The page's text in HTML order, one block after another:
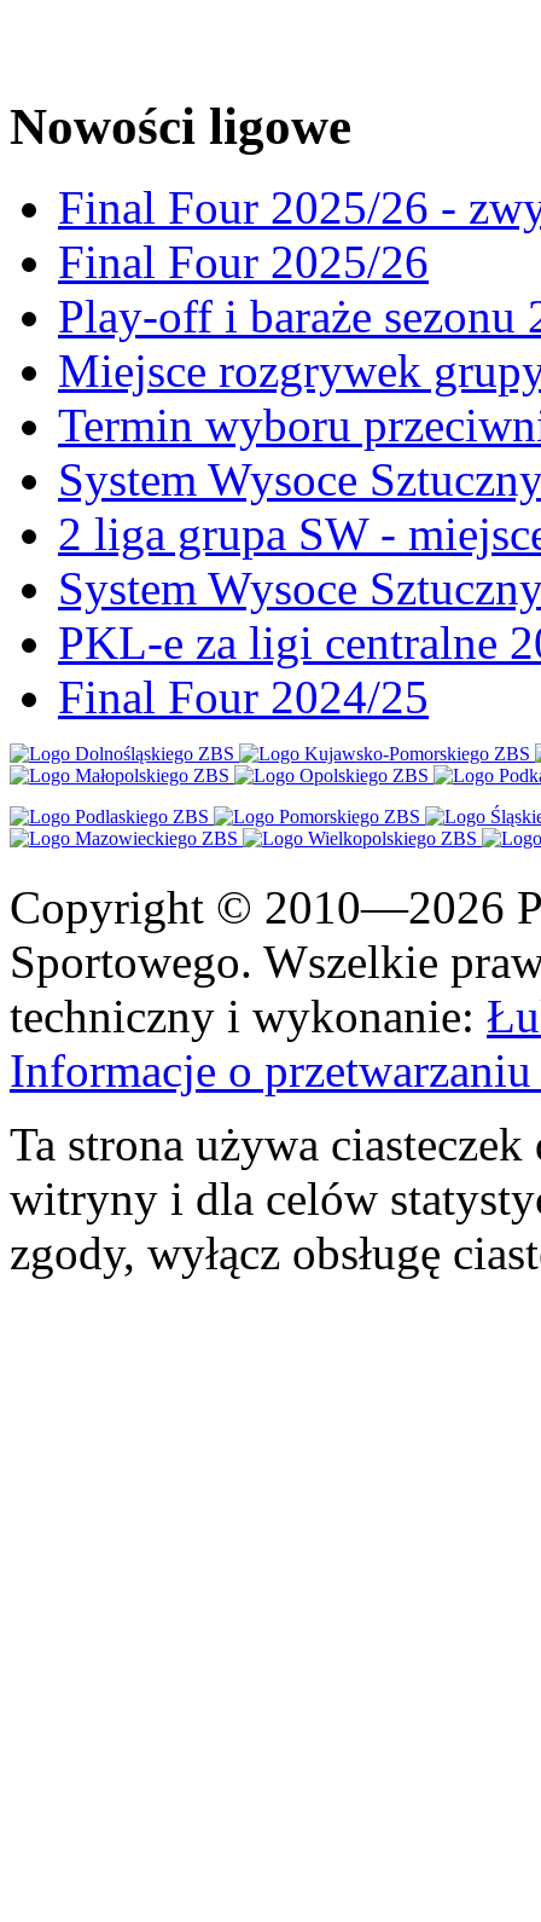
Nowości ligowe
Final Four 2025/26 -
Final Four 2025/26
Play-off i baraże sezonu
Miejsce rozgrywek
Termin wyboru
System Wysoce
2 liga grupa SW -
System Wysoce
PKL-e za ligi centralne
Final Four 2024/25
Copyright © 2010—2026
Sportowego. Wszelkie
techniczny i wykonanie:
Informacje o
Ta strona używa
witryny i dla celów
zgody, wyłącz obsługę